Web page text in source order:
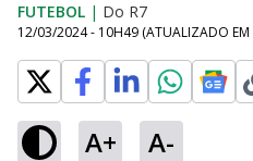
FUTEBOL | Do R7
12/03/2024 - 10H49 (ATUALIZADO EM
A+ A-